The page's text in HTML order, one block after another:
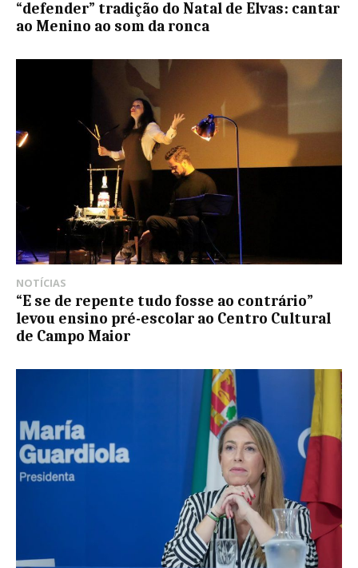
“defender” tradição do Natal de Elvas: cantar
ao Menino ao som da ronca
NOTÍCIAS
“E se de repente tudo fosse ao contrário”
levou ensino pré-escolar ao Centro Cultural
de Campo Maior